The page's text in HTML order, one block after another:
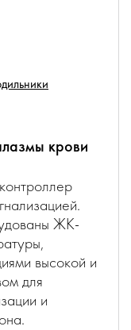
крови
ЖК-
высокой и
для
и